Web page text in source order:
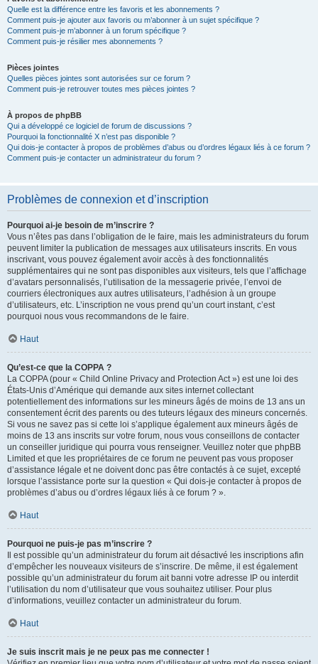
Quelle est la différence entre les favoris et les abonnements ?
Comment puis-je ajouter aux favoris ou m’abonner à un sujet spécifique ?
Comment puis-je m’abonner à un forum spécifique ?
Comment puis-je résilier mes abonnements ?
Pièces jointes
Quelles pièces jointes sont autorisées sur ce forum ?
Comment puis-je retrouver toutes mes pièces jointes ?
À propos de phpBB
Qui a développé ce logiciel de forum de discussions ?
Pourquoi la fonctionnalité X n’est pas disponible ?
Qui dois-je contacter à propos de problèmes d’abus ou d’ordres légaux liés à ce forum ?
Comment puis-je contacter un administrateur du forum ?
Problèmes de connexion et d’inscription
Pourquoi ai-je besoin de m’inscrire ?
Vous n’êtes pas dans l’obligation de le faire, mais les administrateurs du forum
peuvent limiter la publication de messages aux utilisateurs inscrits. En vous
inscrivant, vous pouvez également avoir accès à des fonctionnalités
supplémentaires qui ne sont pas disponibles aux visiteurs, tels que l’affichage
d’avatars personnalisés, l’utilisation de la messagerie privée, l’envoi de
courriers électroniques aux autres utilisateurs, l’adhésion à un groupe
d’utilisateurs, etc. L’inscription ne vous prend qu’un court instant, c’est
pourquoi nous vous recommandons de le faire.
Haut
Qu’est-ce que la COPPA ?
La COPPA (pour « Child Online Privacy and Protection Act ») est une loi des
États-Unis d’Amérique qui demande aux sites internet collectant
potentiellement des informations sur les mineurs âgés de moins de 13 ans un
consentement écrit des parents ou des tuteurs légaux des mineurs concernés.
Si vous ne savez pas si cette loi s’applique également aux mineurs âgés de
moins de 13 ans inscrits sur votre forum, nous vous conseillons de contacter
un conseiller juridique qui pourra vous renseigner. Veuillez noter que phpBB
Limited et que les propriétaires de ce forum ne peuvent pas vous proposer
d’assistance légale et ne doivent donc pas être contactés à ce sujet, excepté
lorsque l’assistance porte sur la question « Qui dois-je contacter à propos de
problèmes d’abus ou d’ordres légaux liés à ce forum ? ».
Haut
Pourquoi ne puis-je pas m’inscrire ?
Il est possible qu’un administrateur du forum ait désactivé les inscriptions afin
d’empêcher les nouveaux visiteurs de s’inscrire. De même, il est également
possible qu’un administrateur du forum ait banni votre adresse IP ou interdit
l’utilisation du nom d’utilisateur que vous souhaitez utiliser. Pour plus
d’informations, veuillez contacter un administrateur du forum.
Haut
Je suis inscrit mais je ne peux pas me connecter !